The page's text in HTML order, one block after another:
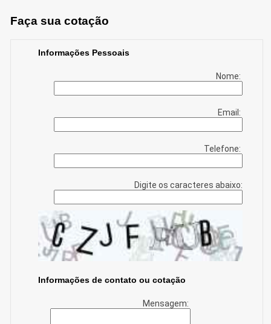
Faça sua cotação
Informações Pessoais
Nome:
Email:
Telefone:
Digite os caracteres abaixo:
Informações de contato ou cotação
Mensagem: